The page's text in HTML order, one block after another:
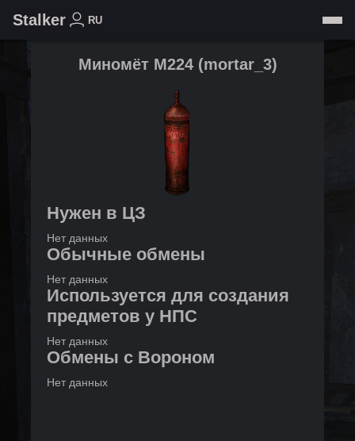
Stalker RU
Миномёт М224(mortar_3)
Нужен в ЦЗ
Нет данных
Обычные обмены
Нет данных
Используется для создания
предметов у НПС
Нет данных
Обмены с Вороном
Нет данных